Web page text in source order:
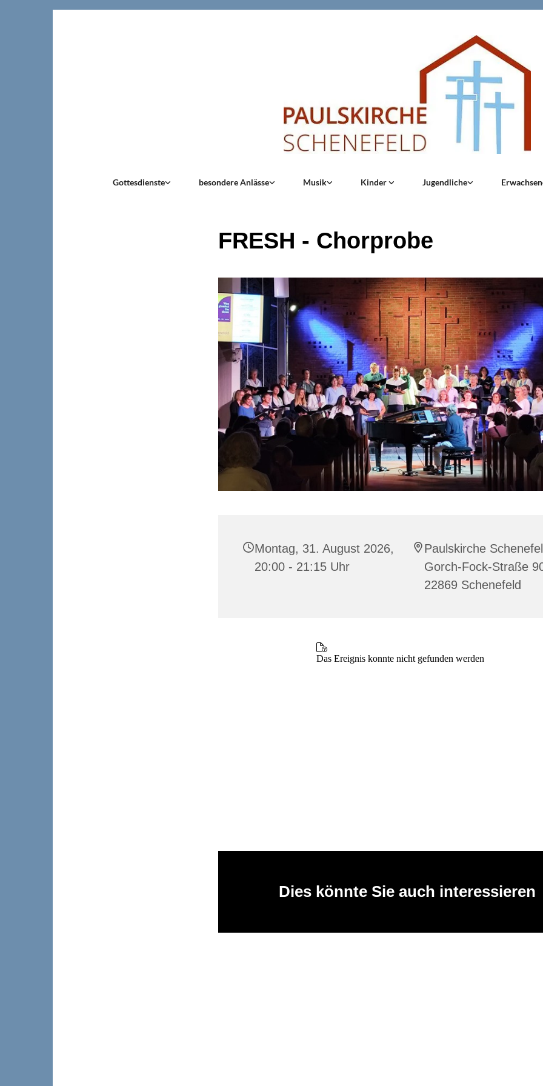
Gottesdienste besondere Anlässe Musik Kinder Jugendliche
FRESH - Chorprobe
Montag, 31. August 2026,
20:00 - 21:15 Uhr
Paulskirche
Gorch-Fock-Straße
22869 Schenefeld
Dies könnte Sie auch interessieren